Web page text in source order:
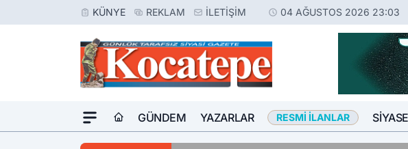
KÜNYE REKLAM İLETIŞIM 04 AĞUSTOS 2026 23:03
GÜNDEM YAZARLAR RESMI İLANLAR